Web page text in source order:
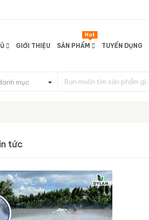
GIỚI THIỆU SẢN PHẨM
Hot
TUYỂN DỤNG
mục
tức